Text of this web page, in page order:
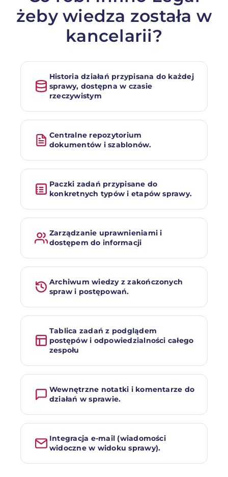
żeby wiedza została w
kancelarii?
Historia działań przypisana do każdej
sprawy, dostępna w czasie
rzeczywistym
Centralne repozytorium
dokumentów i szablonów.
Paczki zadań przypisane do
konkretnych typów i etapów sprawy.
Zarządzanie uprawnieniami i
dostępem do informacji
Archiwum wiedzy z zakończonych
spraw i postępowań.
Tablica zadań z podglądem
postępów i odpowiedzialności całego
zespołu
Wewnętrzne notatki i komentarze do
działań w sprawie.
Integracja e-mail (wiadomości
widoczne w widoku sprawy).